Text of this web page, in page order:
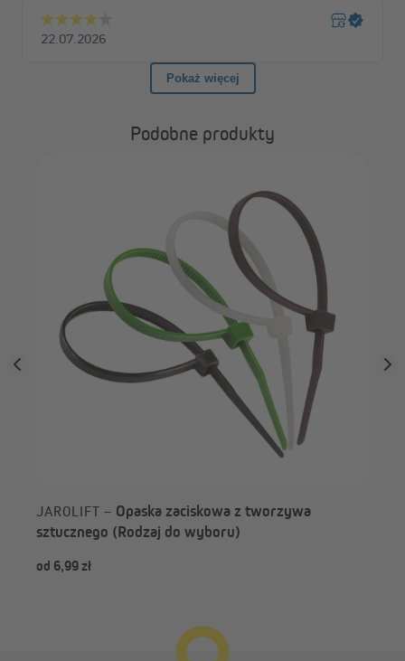
Podobne produkty
JAROLIFT – Opaska zaciskowa z tworzywa
sztucznego (Rodzaj do wyboru)
od 6,99 zł